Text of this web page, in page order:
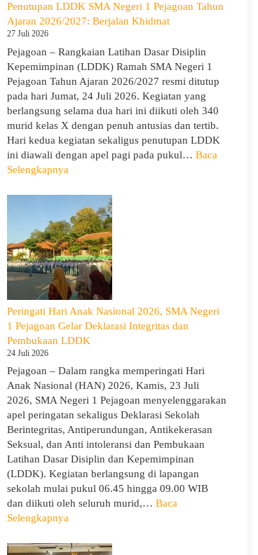
Pejagoan,
Bekali
Bijak
Memilih
Pergaulan
Demi
Masa
Depan
Cerah
Penutupan LDDK SMA Negeri 1 Pejagoan Tahun
Ajaran 2026/2027: Berjalan Khidmat
27 Juli 2026
Pejagoan – Rangkaian Latihan Dasar Disiplin
Kepemimpinan (LDDK) Ramah SMA Negeri 1
Pejagoan Tahun Ajaran 2026/2027 resmi ditutup
pada hari Jumat, 24 Juli 2026. Kegiatan yang
berlangsung selama dua hari ini diikuti oleh 340
murid kelas X dengan penuh antusias dan tertib.
Hari kedua kegiatan sekaligus penutupan LDDK
ini diawali dengan apel pagi pada pukul… Baca
Selengkapnya:
LDDK
SMA
Negeri
1
Pejagoan
Tahun
Ajaran
2026/2027:
Berjalan
Khidmat
Peringati Hari Anak Nasional 2026, SMA Negeri
1 Pejagoan Gelar Deklarasi Integritas dan
Pembukaan LDDK
24 Juli 2026
Pejagoan – Dalam rangka memperingati Hari
Anak Nasional (HAN) 2026, Kamis, 23 Juli
2026, SMA Negeri 1 Pejagoan menyelenggarakan
apel peringatan sekaligus Deklarasi Sekolah
Berintegritas, Antiperundungan, Antikekerasan
Seksual, dan Anti intoleransi dan Pembukaan
Latihan Dasar Disiplin dan Kepemimpinan
(LDDK). Kegiatan berlangsung di lapangan
sekolah mulai pukul 06.45 hingga 09.00 WIB
dan diikuti oleh seluruh murid,… Baca
Selengkapnya:
Hari